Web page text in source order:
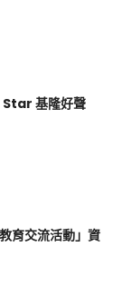
Star 基隆好聲
育交流活動」資